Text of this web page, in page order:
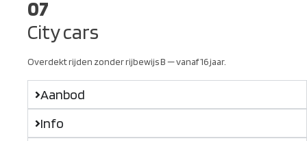
07
City cars
Overdekt rijden zonder rijbewijs B — vanaf 16 jaar.
Aanbod
Info